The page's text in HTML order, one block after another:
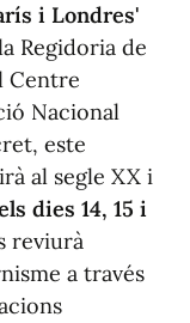
i Londres'
Regidoria de
Centre
Nacional
este
al segle XX i
dies 14, 15 i
reviurà
a través